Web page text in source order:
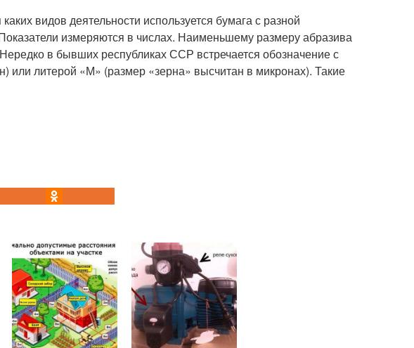
видов деятельности используется бумага с разной
измеряются в числах. Наименьшему размеру абразива
в бывших республиках ССР встречается обозначение с
или литерой «М» (размер «зерна» высчитан в микронах). Такие